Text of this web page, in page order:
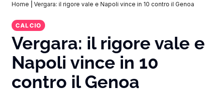
Home Vergara: il rigore vale e Napoli vince in 10 contro il Genoa
CALCIO
Vergara: il rigore vale e
Napoli vince in 10
contro il Genoa